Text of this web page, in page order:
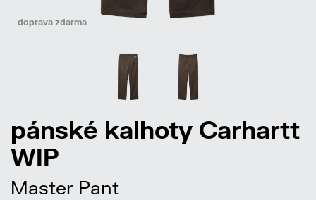
doprava zdarma
pánské kalhoty Carhartt
WIP
Master Pant